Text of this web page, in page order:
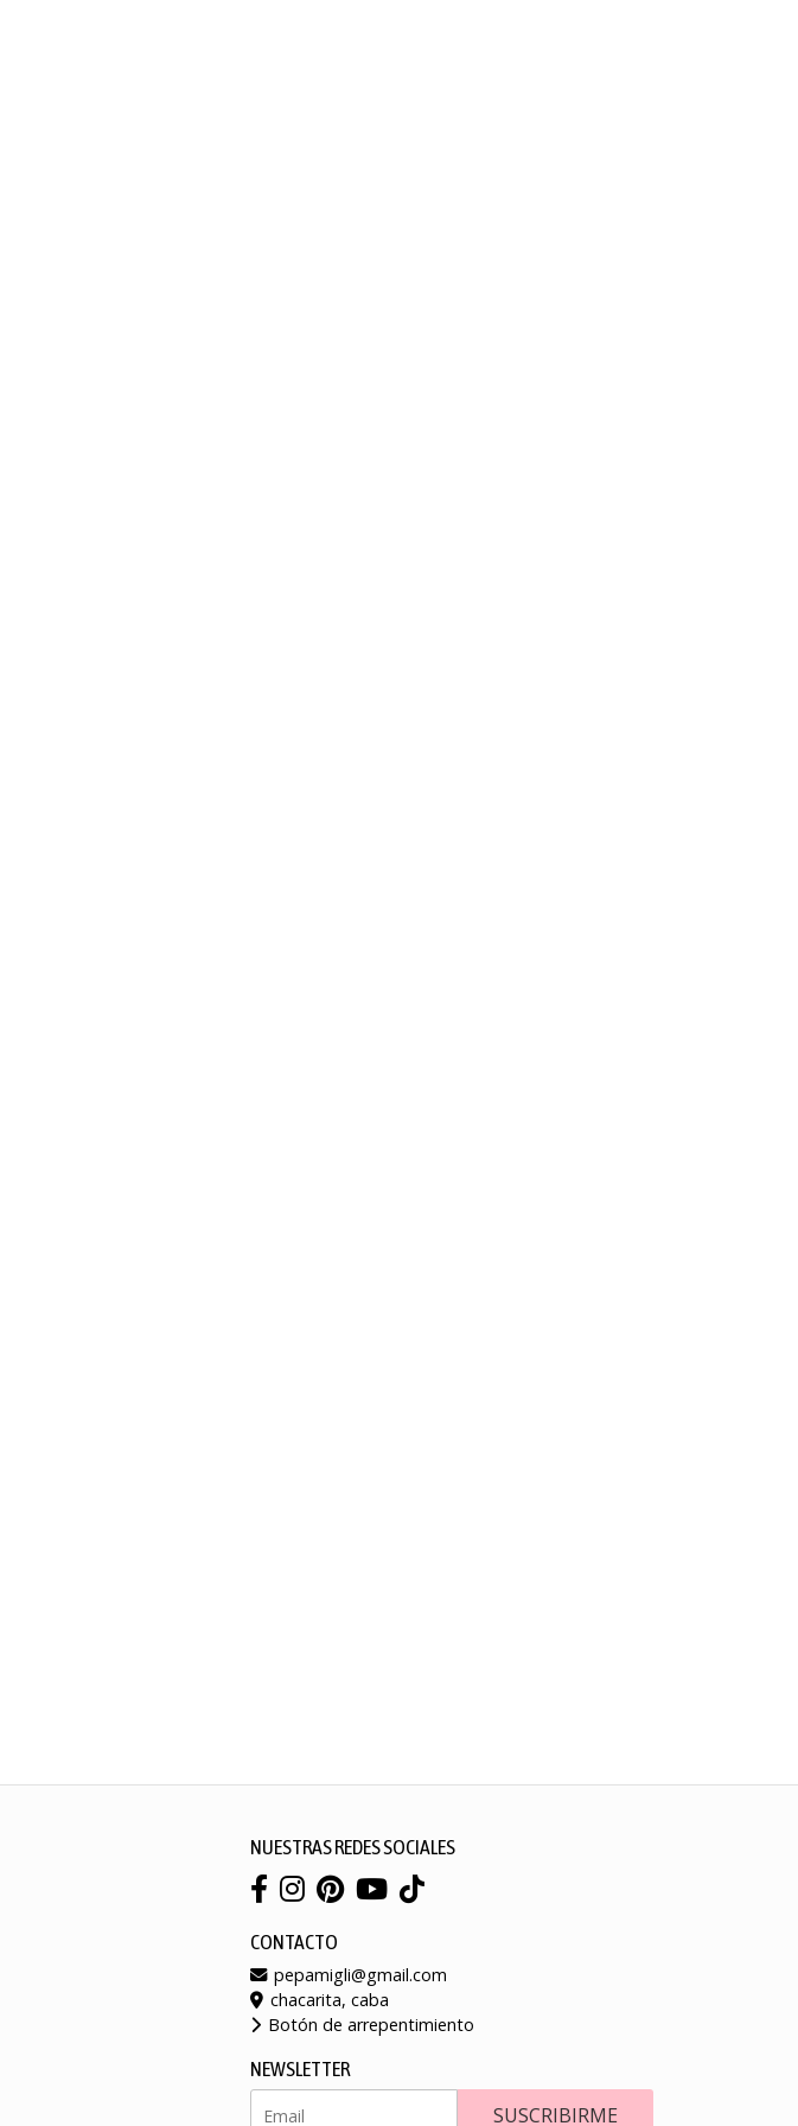
NUESTRAS REDES SOCIALES
CONTACTO
pepamigli@gmail.com
chacarita, caba
Botón de arrepentimiento
NEWSLETTER
SUSCRIBIRME